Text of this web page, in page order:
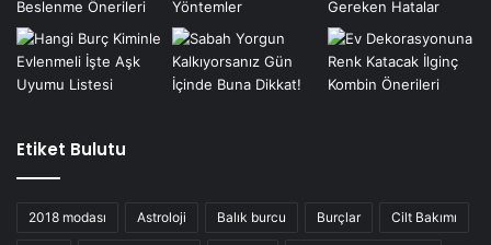
Etiket Bulutu
2018 modası Astroloji Balık burcu Burçlar Cilt Bakımı